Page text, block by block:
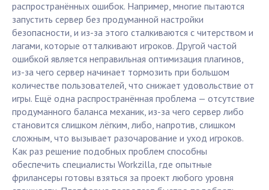
распространённых ошибок. Например, многие пытаются
запустить сервер без продуманной настройки
безопасности, и из-за этого сталкиваются с читерством и
лагами, которые отталкивают игроков. Другой частой
ошибкой является неправильная оптимизация плагинов,
из-за чего сервер начинает тормозить при большом
количестве пользователей, что снижает удовольствие от
игры. Ещё одна распространённая проблема — отсутствие
продуманного баланса механик, из-за чего сервер либо
становится слишком лёгким, либо, напротив, слишком
сложным, что вызывает разочарование и уход игроков.
Как раз решение подобных проблем способны
обеспечить специалисты Workzilla, где опытные
фрилансеры готовы взяться за проект любого уровня